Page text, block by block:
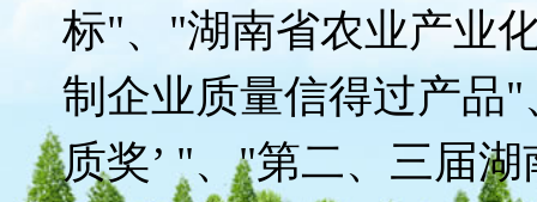
标"、"湖南省农业产业
制企业质量信得过产品
质奖’ "、"第二、三届